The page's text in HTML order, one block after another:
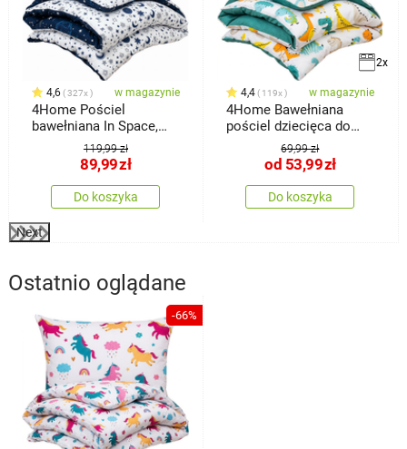
4,6 327x w magazynie
4Home Pościel
bawełniana In Space,
140 x 200 cm, 70 x 90
119,99 zł
89,99zł
Do koszyka
2x
4,4 119x w magazynie
4Home Bawełniana
pościel dziecięca do
69,99 zł
od 53,99zł
Do koszyka
Next
Ostatnio oglądane
-66%